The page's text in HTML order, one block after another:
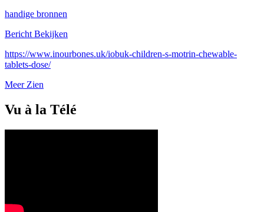
handige bronnen
Bericht Bekijken
https://www.inourbones.uk/iobuk-children-s-motrin-chewable-
tablets-dose/
Meer Zien
Vu à la Télé